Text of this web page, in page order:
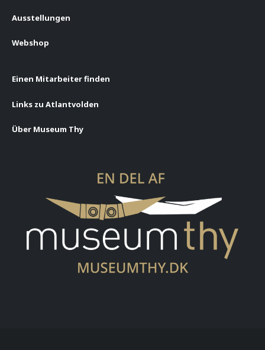
Ausstellungen
Webshop
Einen Mitarbeiter finden
Links zu Atlantvolden
Über Museum Thy